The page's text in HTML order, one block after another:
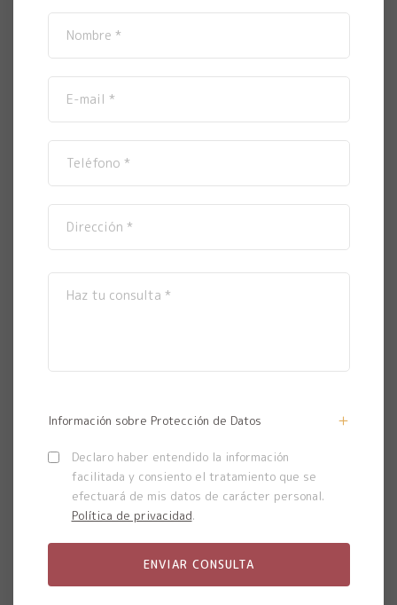
Información sobre Protección de Datos
Declaro haber entendido la información
facilitada y consiento el tratamiento que se
efectuará de mis datos de carácter personal.
Política de privacidad.